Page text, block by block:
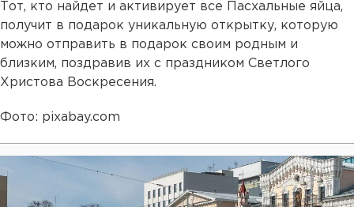
Тот, кто найдет и активирует все Пасхальные яйца,
получит в подарок уникальную открытку, которую
можно отправить в подарок своим родным и
близким, поздравив их с праздником Светлого
Христова Воскресения.
Фото: pixabay.com